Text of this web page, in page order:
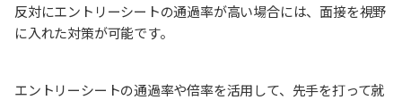
反対にエントリーシートの通過率が高い場合には、面接を視野
に入れた対策が可能です。
エントリーシートの通過率や倍率を活用して、先手を打って就